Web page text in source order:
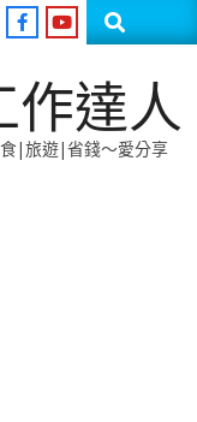
Search
作達人
|旅遊|省錢～愛分享